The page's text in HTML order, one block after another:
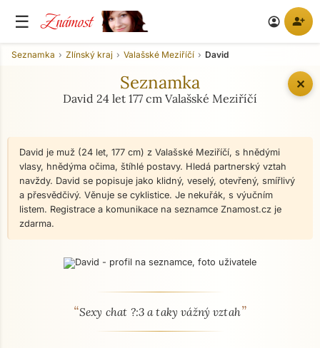
☰ Známost account_circle person_add
✕
Seznamka Zlínský kraj Valašské Meziříčí David
Seznamka
David 24 let 177 cm Valašské Meziříčí
David je muž (24 let, 177 cm) z Valašské Meziříčí, s hnědými
vlasy, hnědýma očima, štíhlé postavy. Hledá partnerský vztah
navždy. David se popisuje jako klidný, veselý, otevřený, smířlivý
a přesvědčivý. Věnuje se cyklistice. Je nekuřák, s výučním
listem. Registrace a komunikace na seznamce Znamost.cz je
zdarma.
O mně - seznamka profil
“Sexy chat ?:3 a taky vážný vztah”